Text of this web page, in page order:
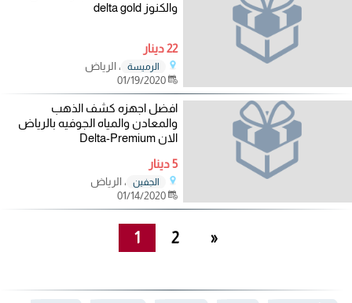
والكنوز delta gold
22 دينار
الرميسة
، الرياض
01/19/2020
افضل اجهزه كشف الذهب
والمعادن والمياه الجوفيه بالرياض
الان Delta-Premium
5 دينار
الجفين
، الرياض
01/14/2020
1 2 »